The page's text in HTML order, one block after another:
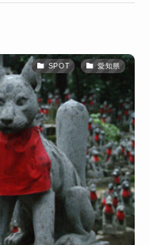
SPOT 愛知県